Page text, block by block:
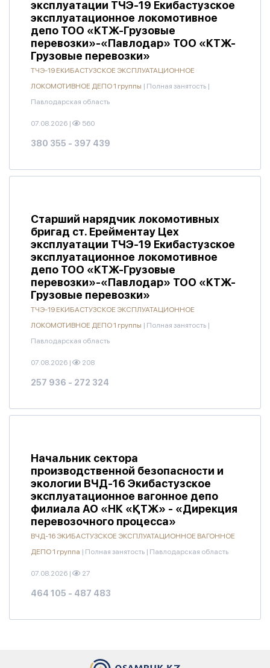
эксплуатации ТЧЭ-19 Екибастузское
эксплуатационное локомотивное
депо ТОО «КТЖ-Грузовые
перевозки»-«Павлодар» ТОО «КТЖ-
Грузовые перевозки»
ТЧЭ-19 ЕКИБАСТУЗСКОЕ ЭКСПЛУАТАЦИОННОЕ
ЛОКОМОТИВНОЕ ДЕПО 1 группы | Полная занятость |
Павлодарская область
07.08.2026 | 560
380 355 - 397 439
Старший нарядчик локомотивных
бригад ст. Ерейментау Цех
эксплуатации ТЧЭ-19 Екибастузское
эксплуатационное локомотивное
депо ТОО «КТЖ-Грузовые
перевозки»-«Павлодар» ТОО «КТЖ-
Грузовые перевозки»
ТЧЭ-19 ЕКИБАСТУЗСКОЕ ЭКСПЛУАТАЦИОННОЕ
ЛОКОМОТИВНОЕ ДЕПО 1 группы | Полная занятость |
Павлодарская область
07.08.2026 | 208
257 936 - 272 324
Начальник сектора
производственной безопасности и
экологии ВЧД-16 Экибастузское
эксплуатационное вагонное депо
филиала АО «НК «ҚТЖ» - «Дирекция
перевозочного процесса»
ВЧД-16 ЭКИБАСТУЗСКОЕ ЭКСПЛУАТАЦИОННОЕ ВАГОННОЕ
ДЕПО 1 группа | Полная занятость | Павлодарская область
07.08.2026 | 27
464 105 - 487 483